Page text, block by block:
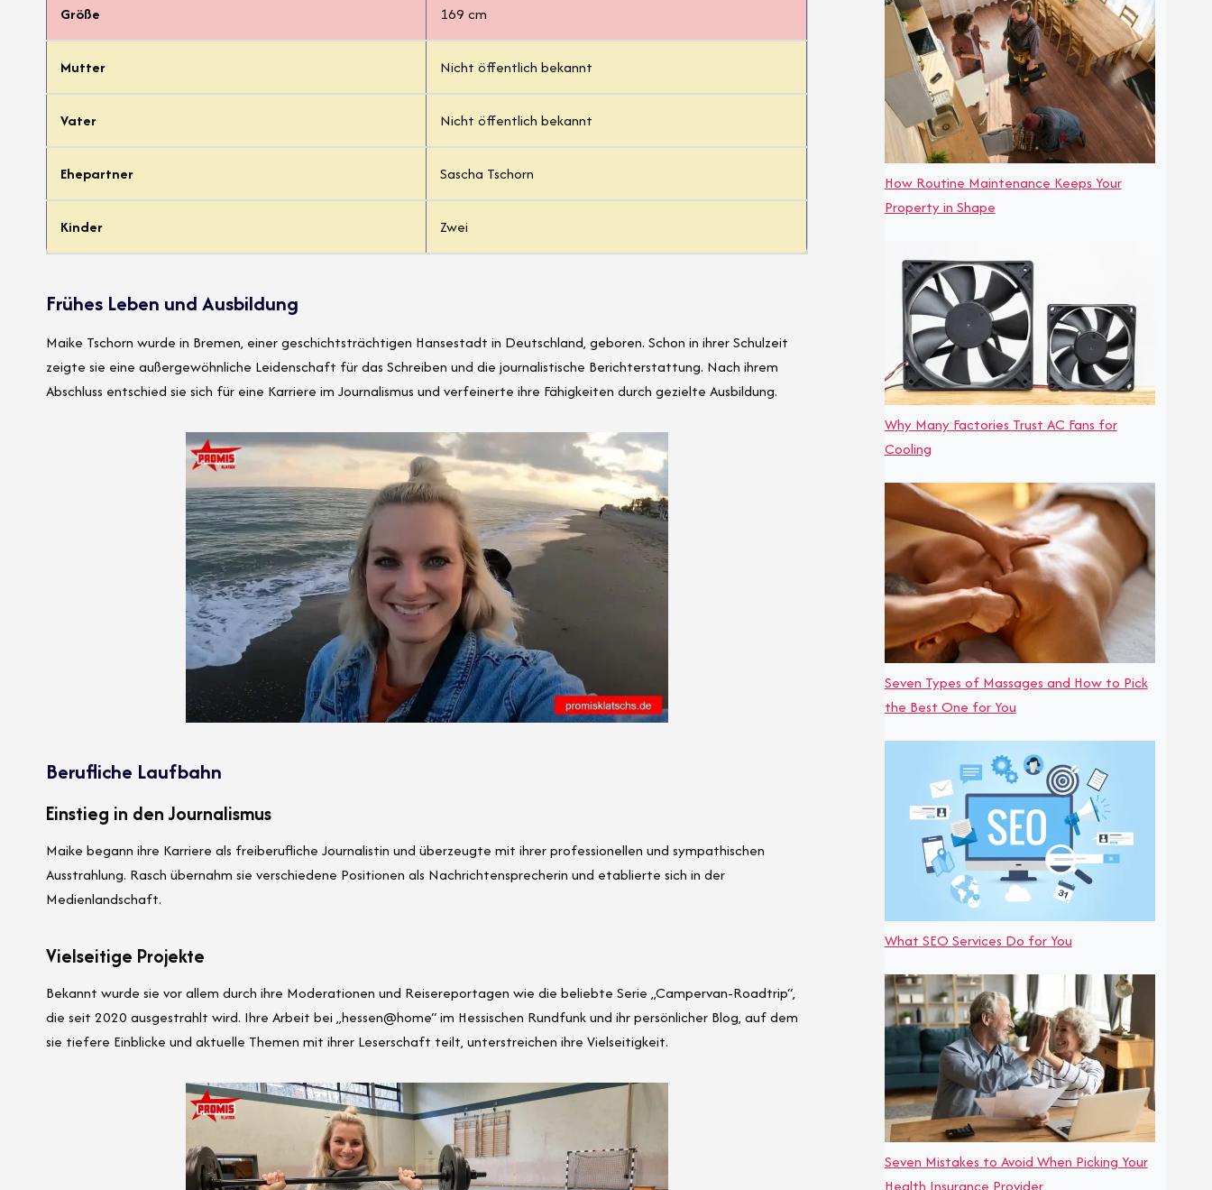
Größe 169 cm
Mutter Nicht öffentlich bekannt
Vater Nicht öffentlich bekannt
Ehepartner Sascha Tschorn
Kinder Zwei
Frühes Leben und Ausbildung
Maike Tschorn wurde in Bremen, einer geschichtsträchtigen Hansestadt in Deutschland, geboren. Schon in ihrer Schulzeit
zeigte sie eine außergewöhnliche Leidenschaft für das Schreiben und die journalistische Berichterstattung. Nach ihrem
Abschluss entschied sie sich für eine Karriere im Journalismus und verfeinerte ihre Fähigkeiten durch gezielte Ausbildung.
Berufliche Laufbahn
Einstieg in den Journalismus
Maike begann ihre Karriere als freiberufliche Journalistin und überzeugte mit ihrer professionellen und sympathischen
Ausstrahlung. Rasch übernahm sie verschiedene Positionen als Nachrichtensprecherin und etablierte sich in der
Medienlandschaft.
Vielseitige Projekte
Bekannt wurde sie vor allem durch ihre Moderationen und Reisereportagen wie die beliebte Serie „Campervan-Roadtrip“,
die seit 2020 ausgestrahlt wird. Ihre Arbeit bei „hessen@home“ im Hessischen Rundfunk und ihr persönlicher Blog, auf dem
sie tiefere Einblicke und aktuelle Themen mit ihrer Leserschaft teilt, unterstreichen ihre Vielseitigkeit.
How Routine Maintenance Keeps Your
Property in Shape
Why Many Factories Trust AC Fans for
Cooling
Seven Types of Massages and How to Pick
the Best One for You
What SEO Services Do for You
Seven Mistakes to Avoid When Picking Your